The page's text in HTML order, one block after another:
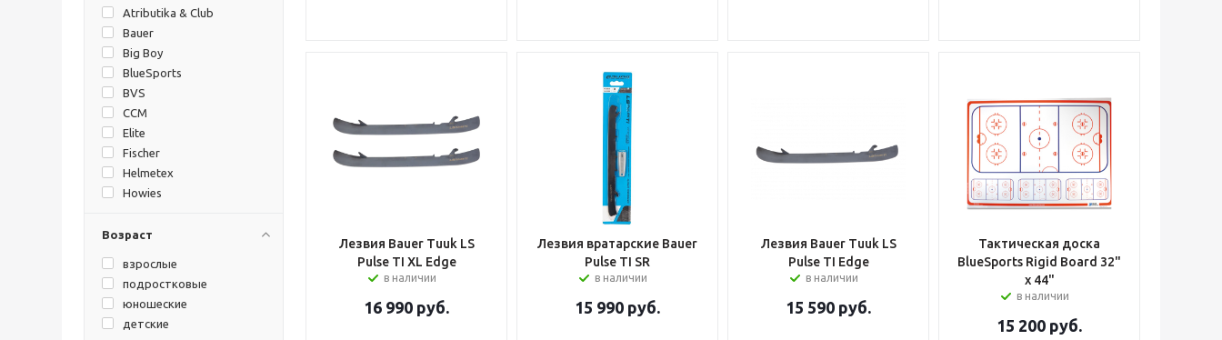
Atributika & Club
Bauer
Big Boy
BlueSports
BVS
CCM
Elite
Fischer
Helmetex
Howies
Isostar
Mad Guy
Nike
REZZTEK
Возраст
взрослые
подростковые
юношеские
детские
Лезвия Bauer Tuuk LS
Pulse TI XL Edge
в наличии
16 990 руб.
Лезвия вратарские Bauer
Pulse TI SR
в наличии
15 990 руб.
Лезвия Bauer Tuuk LS
Pulse TI Edge
в наличии
15 590 руб.
Тактическая доска
BlueSports Rigid Board 32"
x 44"
в наличии
15 200 руб.